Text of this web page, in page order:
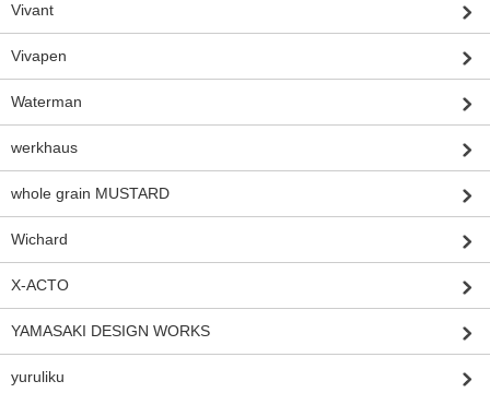
Vivant
Vivapen
Waterman
werkhaus
whole grain MUSTARD
Wichard
X-ACTO
YAMASAKI DESIGN WORKS
yuruliku